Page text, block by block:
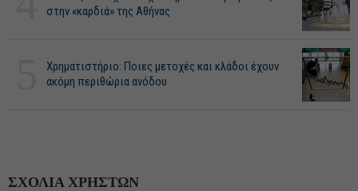
στην «καρδιά» της Αθήνας
Χρηματιστήριο: Ποιες μετοχές και κλάδοι έχουν
ακόμη περιθώρια ανόδου
ΣΧΟΛΙΑ ΧΡΗΣΤΩΝ